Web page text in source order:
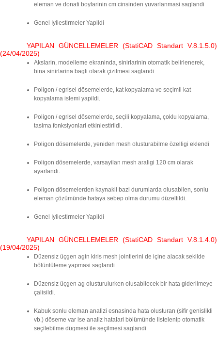
eleman ve donati boylarinin cm cinsinden yuvarlanmasi saglandi
Genel Iyilestirmeler Yapildi
YAPILAN GÜNCELLEMELER (StatiCAD Standart V.8.1.5.0)
(24/04/2025)
Akslarin, modelleme ekraninda, sinirlarinin otomatik belirlenerek,
bina sinirlarina bagli olarak çizilmesi saglandi.
Poligon / egrisel dösemelerde, kat kopyalama ve seçimli kat
kopyalama islemi yapildi.
Poligon / egrisel dösemelerde, seçili kopyalama, çoklu kopyalama,
tasima fonksiyonlari etkinlestirildi.
Poligon dösemelerde, yeniden mesh olusturabilme özelligi eklendi
Poligon dösemelerde, varsayilan mesh araligi 120 cm olarak
ayarlandi.
Poligon dösemelerden kaynakli bazi durumlarda olusabilen, sonlu
eleman çözümünde hataya sebep olma durumu düzeltildi.
Genel Iyilestirmeler Yapildi
YAPILAN GÜNCELLEMELER (StatiCAD Standart V.8.1.4.0)
(19/04/2025)
Düzensiz üçgen agin kiris mesh jointlerini de içine alacak sekilde
bölüntüleme yapmasi saglandi.
Düzensiz üçgen ag olusturulurken olusabilecek bir hata giderilmeye
çalisildi.
Kabuk sonlu eleman analizi esnasinda hata olusturan (sifir genislikli
vb.) döseme var ise analiz hatalari bölümünde listelenip otomatik
seçilebilme dügmesi ile seçilmesi saglandi